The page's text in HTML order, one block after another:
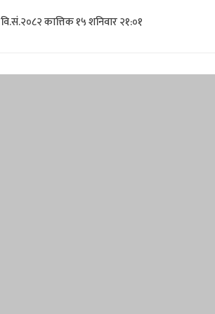
वि.सं.२०८२ कात्तिक १५ शनिवार २१:०१